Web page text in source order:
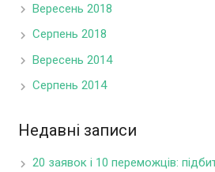
Вересень 2018
Серпень 2018
Вересень 2014
Серпень 2014
Недавні записи
20 заявок і 10 переможців: